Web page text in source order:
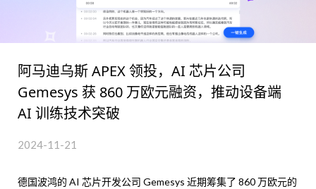
阿马迪乌斯 APEX 领投，AI 芯片公司
Gemesys 获 860 万欧元融资，推动设备端
AI 训练技术突破
2024-11-21
德国波鸿的 AI 芯片开发公司 Gemesys 近期筹集了 860 万欧元的